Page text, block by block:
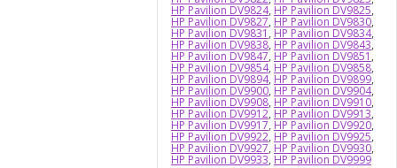
HP Pavilion DV9824, HP Pavilion DV9825,
HP Pavilion DV9827, HP Pavilion DV9830,
HP Pavilion DV9831 , HP Pavilion DV9834,
HP Pavilion DV9838, HP Pavilion DV9843,
HP Pavilion DV9847, HP Pavilion DV9851 ,
HP Pavilion DV9854, HP Pavilion DV9858,
HP Pavilion DV9894, HP Pavilion DV9899,
HP Pavilion DV9900, HP Pavilion DV9904,
HP Pavilion DV9908, HP Pavilion DV9910,
HP Pavilion DV9912, HP Pavilion DV9913,
HP Pavilion DV9917, HP Pavilion DV9920,
HP Pavilion DV9922, HP Pavilion DV9925,
HP Pavilion DV9927, HP Pavilion DV9930,
HP Pavilion DV9933, HP Pavilion DV9999